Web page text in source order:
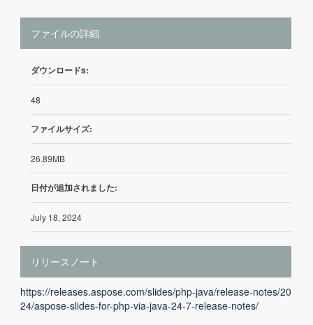
ファイルの詳細
ダウンロードs:
48
ファイルサイズ:
26.89MB
日付が追加されました:
July 18, 2024
リリースノート
https://releases.aspose.com/slides/php-java/release-notes/20
24/aspose-slides-for-php-via-java-24-7-release-notes/